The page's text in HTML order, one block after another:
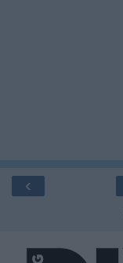
‹